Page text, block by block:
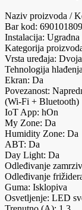
Naziv proizvoda /
Bar kod:
Instalacija: Ugradna
Kategorija
Vrsta uređaja:
Tehnologija
Ekran: Da
Povezanost:
(Wi-Fi + Bluetooth)
IoT App: hOn
My Zone: Da
Humidity Zone: Da
ABT: Da
Day Light: Da
Odleđivanje
Odleđivanje
Guma: Isklopiva
Osvetljenje: LED